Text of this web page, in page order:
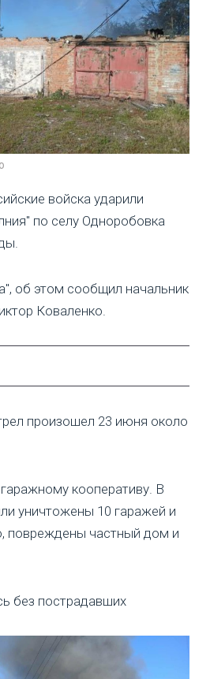
войска ударили
по селу Одноробовка
об этом сообщил начальник
Коваленко.
произошел 23 июня около
кооперативу. В
уничтожены 10 гаражей и
повреждены частный дом и
без пострадавших